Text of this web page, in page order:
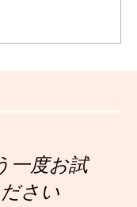
一度お試
さい